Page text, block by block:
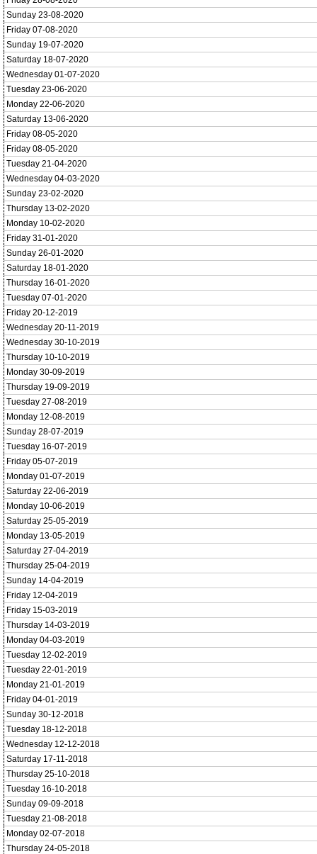
Sunday 23-08-2020
Friday 07-08-2020
Sunday 19-07-2020
Saturday 18-07-2020
Wednesday 01-07-2020
Tuesday 23-06-2020
Monday 22-06-2020
Saturday 13-06-2020
Friday 08-05-2020
Friday 08-05-2020
Tuesday 21-04-2020
Wednesday 04-03-2020
Sunday 23-02-2020
Thursday 13-02-2020
Monday 10-02-2020
Friday 31-01-2020
Sunday 26-01-2020
Saturday 18-01-2020
Thursday 16-01-2020
Tuesday 07-01-2020
Friday 20-12-2019
Wednesday 20-11-2019
Wednesday 30-10-2019
Thursday 10-10-2019
Monday 30-09-2019
Thursday 19-09-2019
Tuesday 27-08-2019
Monday 12-08-2019
Sunday 28-07-2019
Tuesday 16-07-2019
Friday 05-07-2019
Monday 01-07-2019
Saturday 22-06-2019
Monday 10-06-2019
Saturday 25-05-2019
Monday 13-05-2019
Saturday 27-04-2019
Thursday 25-04-2019
Sunday 14-04-2019
Friday 12-04-2019
Friday 15-03-2019
Thursday 14-03-2019
Monday 04-03-2019
Tuesday 12-02-2019
Tuesday 22-01-2019
Monday 21-01-2019
Friday 04-01-2019
Sunday 30-12-2018
Tuesday 18-12-2018
Wednesday 12-12-2018
Saturday 17-11-2018
Thursday 25-10-2018
Tuesday 16-10-2018
Sunday 09-09-2018
Tuesday 21-08-2018
Monday 02-07-2018
Thursday 24-05-2018